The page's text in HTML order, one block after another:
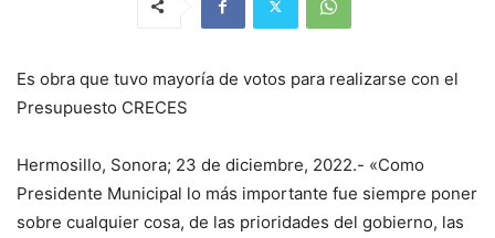
Es obra que tuvo mayoría de votos para realizarse con el
Presupuesto CRECES
Hermosillo, Sonora; 23 de diciembre, 2022.- «Como
Presidente Municipal lo más importante fue siempre poner
sobre cualquier cosa, de las prioridades del gobierno, las